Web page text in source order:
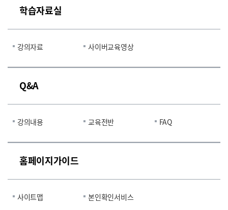
학습자료실
강의자료 사이버교육영상
Q&A
강의내용 교육전반 FAQ
홈페이지가이드
사이트맵 본인확인서비스